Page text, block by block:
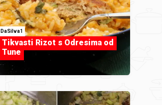
DaSilva1
Tikvasti Rizot s Odresima od
Tune